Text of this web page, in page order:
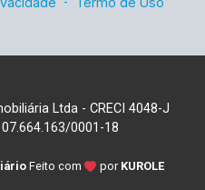
Ltda - CRECI 4048-J
07.664.163/0001-18
Feito com por KUROLE